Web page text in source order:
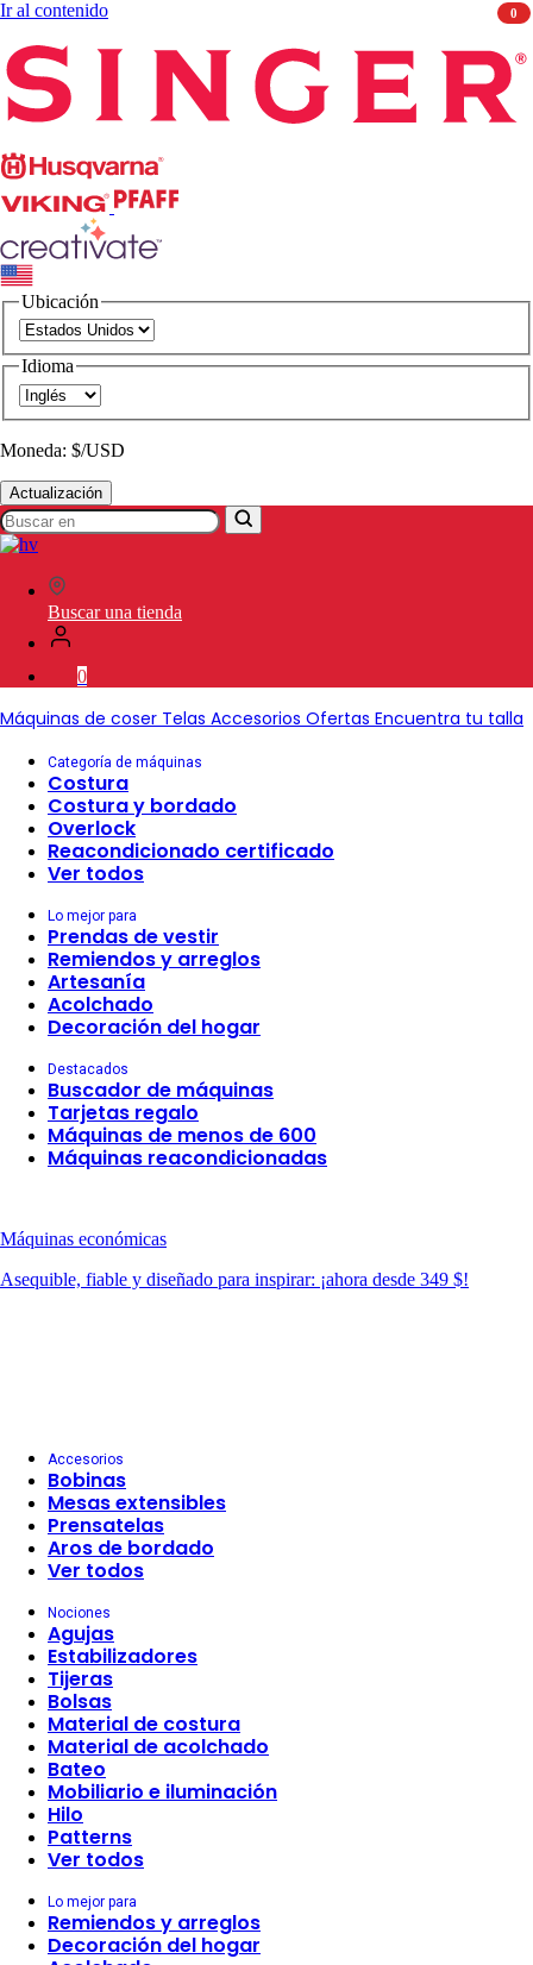
Ir al contenido
Husqvarna
Viking
PFAFF CREATIVATE
Ubicación
Idioma
Moneda: $/USD
Actualización
Buscar
en
SVP
Worldwide
Buscar una tienda
0
Máquinas de coser Telas Accesorios Ofertas Encuentra tu talla
Categoría de máquinas
Costura
Costura y bordado
Overlock
Reacondicionado certificado
Ver todos
Lo mejor para
Prendas de vestir
Remiendos y arreglos
Artesanía
Acolchado
Decoración del hogar
Destacados
Buscador de máquinas
Tarjetas regalo
Máquinas de menos de 600
Máquinas reacondicionadas
Máquinas económicas
Asequible, fiable y diseñado para inspirar: ¡ahora desde 349 $!
Accesorios
Bobinas
Mesas extensibles
Prensatelas
Aros de bordado
Ver todos
Nociones
Agujas
Estabilizadores
Tijeras
Bolsas
Material de costura
Material de acolchado
Bateo
Mobiliario e iluminación
Hilo
Patterns
Ver todos
Lo mejor para
Remiendos y arreglos
Decoración del hogar
0